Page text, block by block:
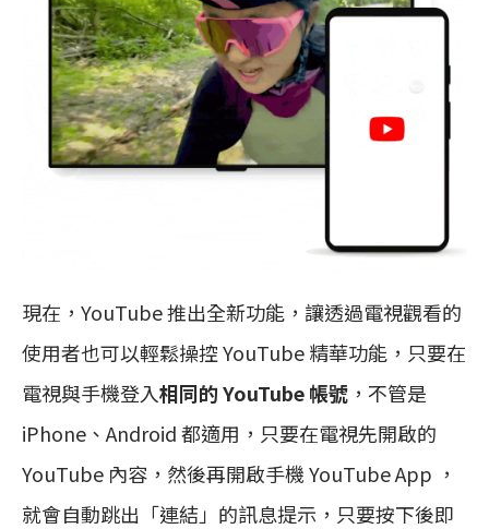
現在，YouTube 推出全新功能，讓透過電視觀看的
使用者也可以輕鬆操控 YouTube 精華功能，只要在
電視與手機登入相同的 YouTube 帳號 ，不管是
iPhone、Android 都適用，只要在電視先開啟的
YouTube 內容，然後再開啟手機 YouTube App ，
就會自動跳出「連結」的訊息提示，只要按下後即